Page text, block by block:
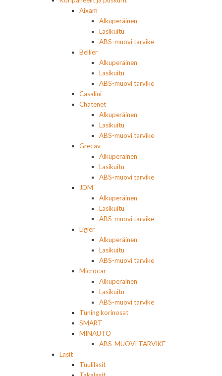
Aixam
Alkuperäinen
Lasikuitu
ABS-muovi tarvike
Bellier
Alkuperäinen
Lasikuitu
ABS-muovi tarvike
Casalini
Chatenet
Alkuperäinen
Lasikuitu
ABS-muovi tarvike
Grecav
Alkuperäinen
Lasikuitu
ABS-muovi tarvike
JDM
Alkuperäinen
Lasikuitu
ABS-muovi tarvike
Ligier
Alkuperäinen
Lasikuitu
ABS-muovi tarvike
Microcar
Alkuperäinen
Lasikuitu
ABS-muovi tarvike
Tuning korinosat
SMART
MINAUTO
ABS-MUOVI TARVIKE
Lasit
Tuulilasit